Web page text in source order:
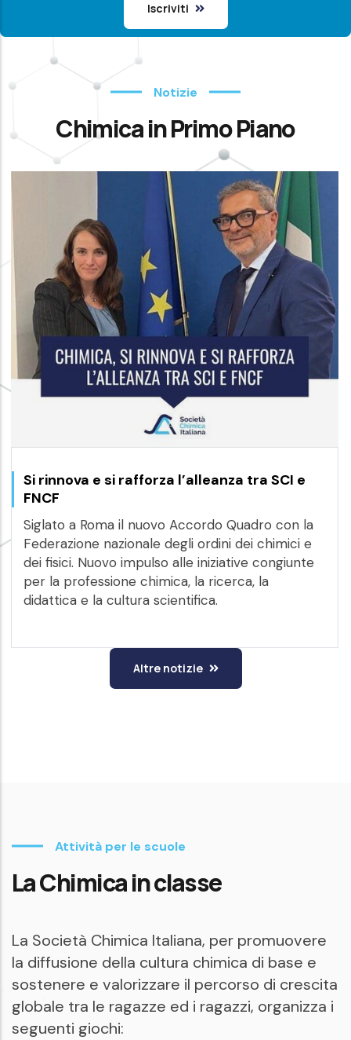
Iscriviti
Notizie
Chimica in Primo Piano
Si rinnova e si rafforza l’alleanza tra SCI e
FNCF
Siglato a Roma il nuovo Accordo Quadro con la
Federazione nazionale degli ordini dei chimici e
dei fisici. Nuovo impulso alle iniziative congiunte
per la professione chimica, la ricerca, la
didattica e la cultura scientifica.
Altre notizie
Attività per le scuole
La Chimica in classe
La Società Chimica Italiana, per promuovere
la diffusione della cultura chimica di base e
sostenere e valorizzare il percorso di crescita
globale tra le ragazze ed i ragazzi, organizza i
seguenti giochi: